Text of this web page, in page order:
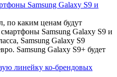
Samsung Galaxy S9 и
по каким ценам будут
Samsung Galaxy S9 и
Samsung Galaxy S9
Samsung Galaxy S9+ будет
линейку ко-брендовых